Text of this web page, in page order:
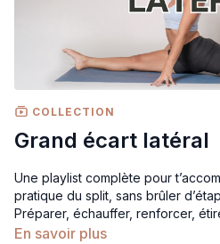
COLLECTION
Grand écart latéral
Une playlist complète pour
pratique du split, sans brûler
Préparer, échauffer, renforcer,
objectif précis pour construire un
En savoir plus